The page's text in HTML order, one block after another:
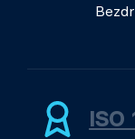
ISO